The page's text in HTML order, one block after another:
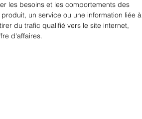
les besoins et les comportements des
un service ou une information liée à
du trafic qualifié vers le site internet,
d'affaires.